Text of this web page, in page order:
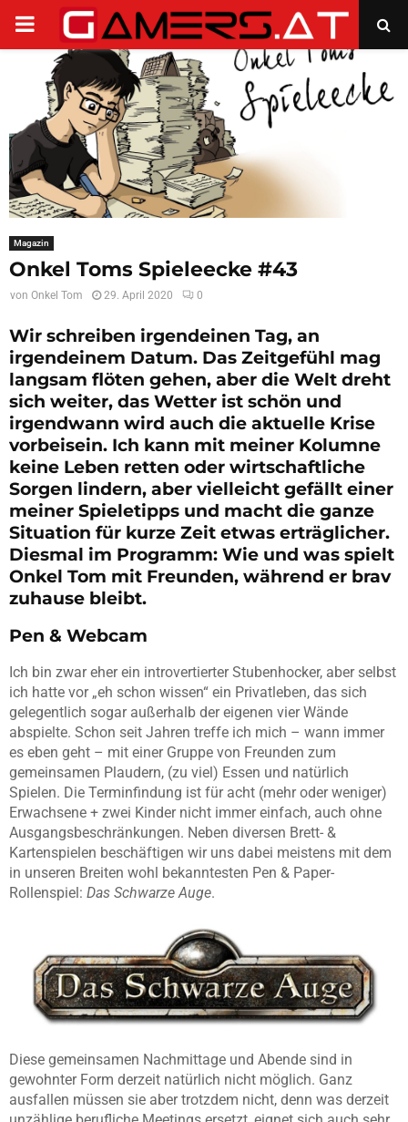
PRIMARY
MENU
Magazin
Onkel Toms Spieleecke #43
von Onkel Tom 29. April 2020 0
Wir schreiben irgendeinen Tag, an
irgendeinem Datum. Das Zeitgefühl mag
langsam flöten gehen, aber die Welt dreht
sich weiter, das Wetter ist schön und
irgendwann wird auch die aktuelle Krise
vorbeisein. Ich kann mit meiner Kolumne
keine Leben retten oder wirtschaftliche
Sorgen lindern, aber vielleicht gefällt einer
meiner Spieletipps und macht die ganze
Situation für kurze Zeit etwas erträglicher.
Diesmal im Programm: Wie und was spielt
Onkel Tom mit Freunden, während er brav
zuhause bleibt.
Pen & Webcam
Ich bin zwar eher ein introvertierter Stubenhocker, aber selbst
ich hatte vor „eh schon wissen“ ein Privatleben, das sich
gelegentlich sogar außerhalb der eigenen vier Wände
abspielte. Schon seit Jahren treffe ich mich – wann immer
es eben geht – mit einer Gruppe von Freunden zum
gemeinsamen Plaudern, (zu viel) Essen und natürlich
Spielen. Die Terminfindung ist für acht (mehr oder weniger)
Erwachsene + zwei Kinder nicht immer einfach, auch ohne
Ausgangsbeschränkungen. Neben diversen Brett- &
Kartenspielen beschäftigen wir uns dabei meistens mit dem
in unseren Breiten wohl bekanntesten Pen & Paper-
Rollenspiel: Das Schwarze Auge.
Diese gemeinsamen Nachmittage und Abende sind in
gewohnter Form derzeit natürlich nicht möglich. Ganz
ausfallen müssen sie aber trotzdem nicht, denn was derzeit